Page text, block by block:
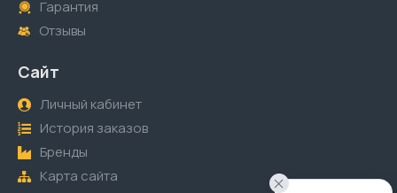
Гарантия
Отзывы
Сайт
Личный кабинет
История заказов
Бренды
Карта сайта